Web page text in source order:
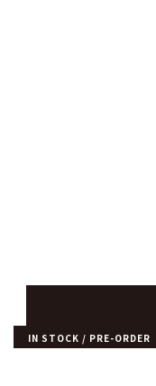
IN STOCK / PRE-ORDER